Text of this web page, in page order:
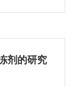
剂的研究